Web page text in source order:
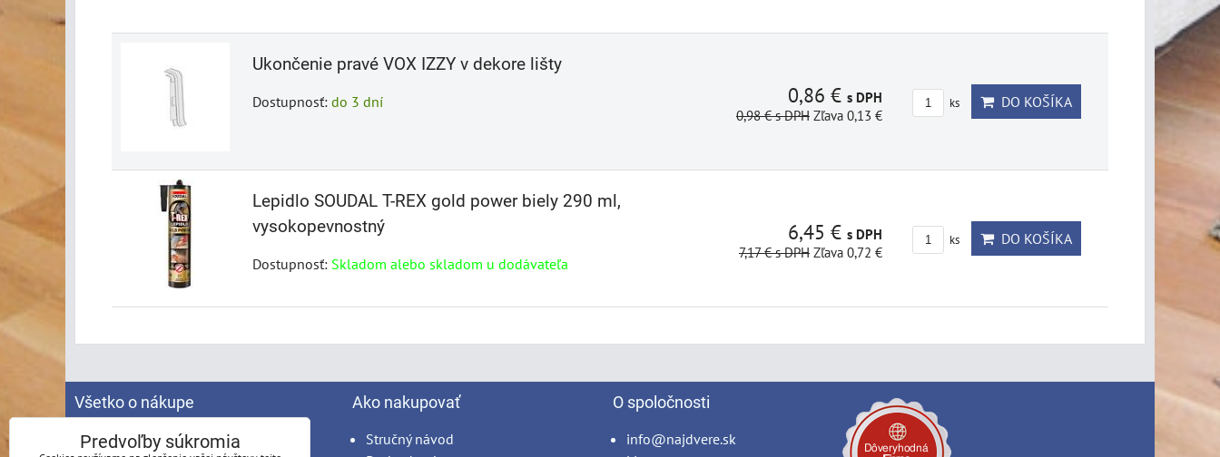
Ukončenie pravé VOX IZZY v dekore lišty
Dostupnosť: do 3 dní 0,86 € s DPH
0,98 €s DPH Zľava 0,13 €
ks DO KOŠÍKA
Lepidlo SOUDAL T-REX gold power biely 290 ml,
vysokopevnostný
Dostupnosť: Skladom alebo skladom u dodávateľa
6,45 € s DPH
7,17 €s DPH Zľava 0,72 €
ks DO KOŠÍKA
Všetko o nákupe
Spracovanie osobných údajov
Ako nakupovať
Stručný návod
O spoločnosti
info@najdvere.sk
Predvoľby súkromia